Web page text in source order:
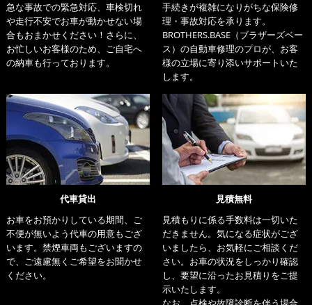
急な事故での緊急対応、車検切れ
や走行不安でお車が動かせない場
合もおまかせください！さらに、
お忙しいお客様のため、ご自宅へ
の納車も行っております。
手続きが複雑になりがちな保険修
理・事故対応を承ります。
BROTHERS.BASE（ブラザーズベー
ス）の自動車修理のプロが、お客
様の立場に寄り添いサポートいた
します。
代車貸出
お車をお預かりしている期間、ご
不便が無いよう代車の用意もござ
います。禁煙車両もございますの
で、ご遠慮無くご希望をお聞かせ
ください。
見積無料
見積もりに係る手数料は一切いた
だきません。気になる症状がござ
いましたら、お気軽にご相談くだ
さい。お車の状況をしっかり確認
し、要望に沿ったお見積りをご提
示いたします。